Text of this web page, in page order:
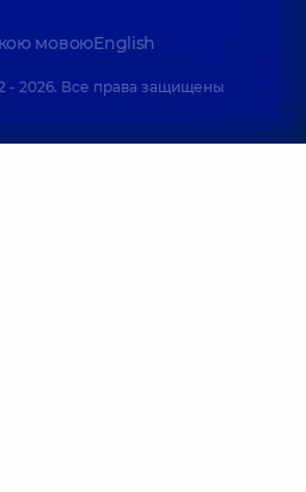
мовоюEnglish
- 2026. Все права защищены